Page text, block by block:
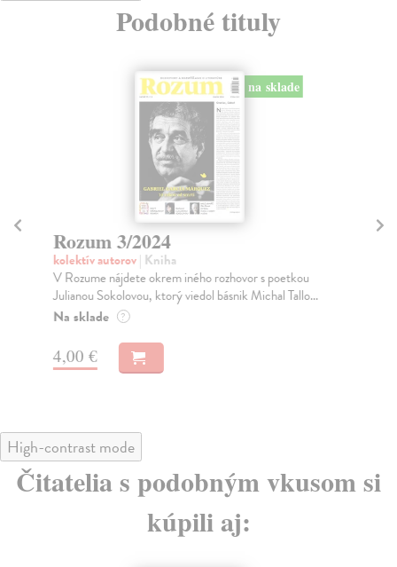
Podobné tituly
na sklade
Rozum 3/2024
kolektív autorov| Kniha
V Rozume nájdete okrem iného rozhovor s poetkou
Julianou Sokolovou, ktorý viedol básnik Michal Tallo...
Na sklade ?
4,00 €
High-contrast mode
Čitatelia s podobným vkusom si
kúpili aj: